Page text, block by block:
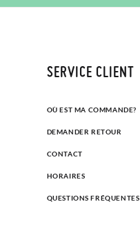
SERVICE CLIENT
OÙ EST MA COMMANDE?
DEMANDER RETOUR
CONTACT
HORAIRES
QUESTIONS FRÉQUENTES